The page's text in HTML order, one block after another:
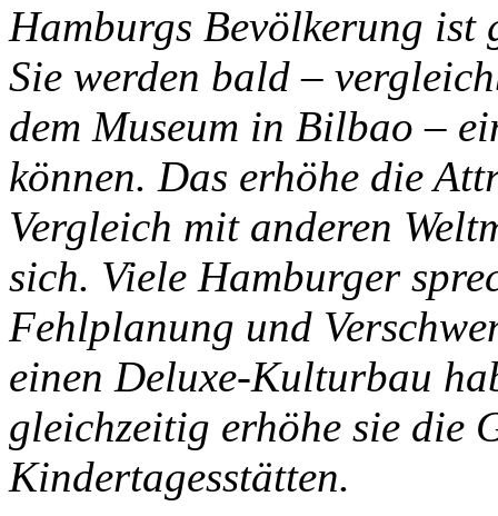
Hamburgs Bevölkerung ist
Sie werden bald –
dem Museum in Bilbao –
können. Das erhöhe die
Vergleich mit anderen
sich. Viele Hamburger
Fehlplanung und
einen Deluxe-Kulturbau
gleichzeitig erhöhe sie die
Kindertagesstätten.